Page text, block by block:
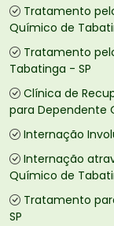
Tratamento
Químico de
Tratamento
Tabatinga - SP
Clínica de
para Dependente
Internação
Internação
Químico de
Tratamento
SP